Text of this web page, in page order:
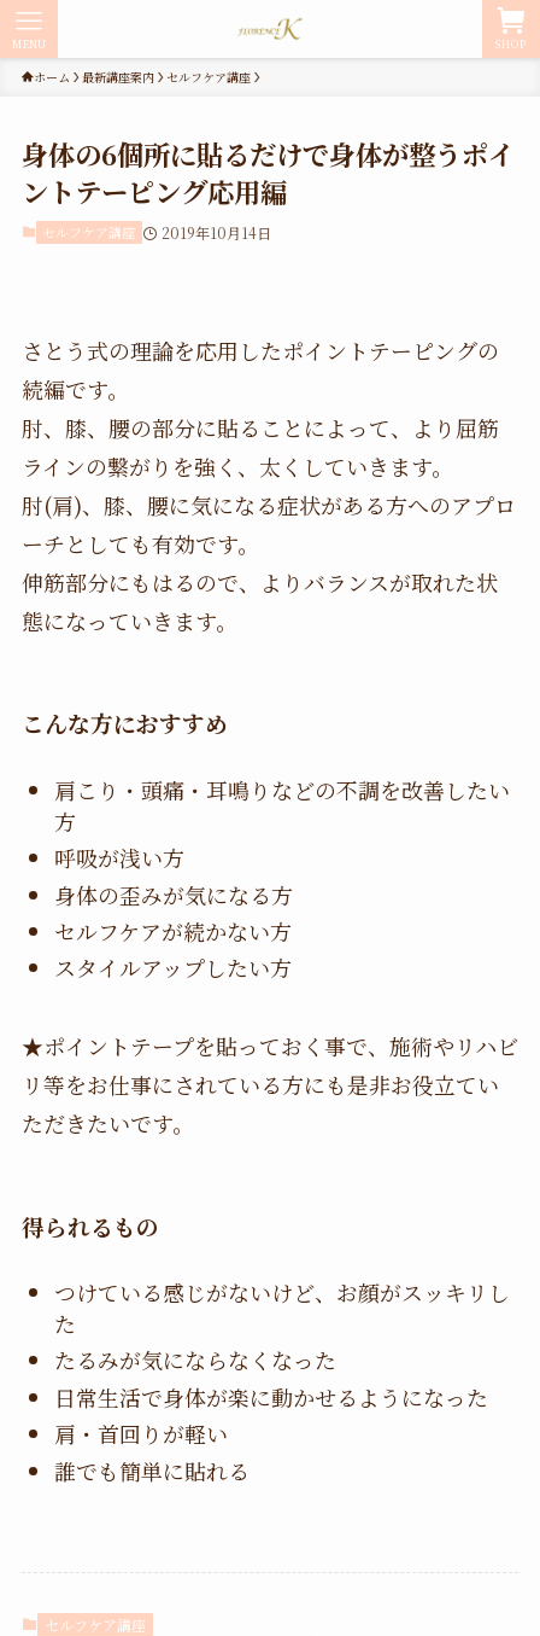
SHOP
MENU
ホーム 最新講座案内 セルフケア講座
身体の6個所に貼るだけで身体が整うポイ
ントテーピング応用編
セルフケア講座 2019年10月14日
さとう式の理論を応用したポイントテーピングの
続編です。
肘、膝、腰の部分に貼ることによって、より屈筋
ラインの繋がりを強く、太くしていきます。
肘(肩)、膝、腰に気になる症状がある方へのアプロ
ーチとしても有効です。
伸筋部分にもはるので、よりバランスが取れた状
態になっていきます。
こんな方におすすめ
肩こり・頭痛・耳鳴りなどの不調を改善したい
方
呼吸が浅い方
身体の歪みが気になる方
セルフケアが続かない方
スタイルアップしたい方
★ポイントテープを貼っておく事で、施術やリハビ
リ等をお仕事にされている方にも是非お役立てい
ただきたいです。
得られるもの
つけている感じがないけど、お顔がスッキリし
た
たるみが気にならなくなった
日常生活で身体が楽に動かせるようになった
肩・首回りが軽い
誰でも簡単に貼れる
セルフケア講座